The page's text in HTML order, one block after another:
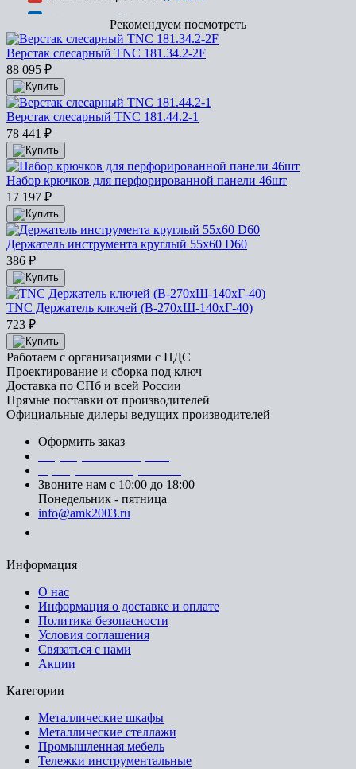
Рекомендуем посмотреть
Верстак слесарный TNC 181.34.2-2F
88 095 ₽
Верстак слесарный TNC 181.44.2-1
78 441 ₽
Набор крючков для перфорированной панели 46шт
17 197 ₽
Держатель инструмента круглый 55х60 D60
386 ₽
TNC Держатель ключей (В-270хШ-140хГ-40)
723 ₽
Работаем с организациями с НДС
Проектирование и сборка под ключ
Доставка по СПб и всей России
Прямые поставки от производителей
Официальные дилеры ведущих производителей
Оформить заказ
Звоните нам с 10:00 до 18:00
Понедельник - пятница
info@amk2003.ru
Информация
О нас
Информация о доставке и оплате
Политика безопасности
Условия соглашения
Связаться с нами
Акции
Категории
Металлические шкафы
Металлические стеллажи
Промышленная мебель
Тележки инструментальные